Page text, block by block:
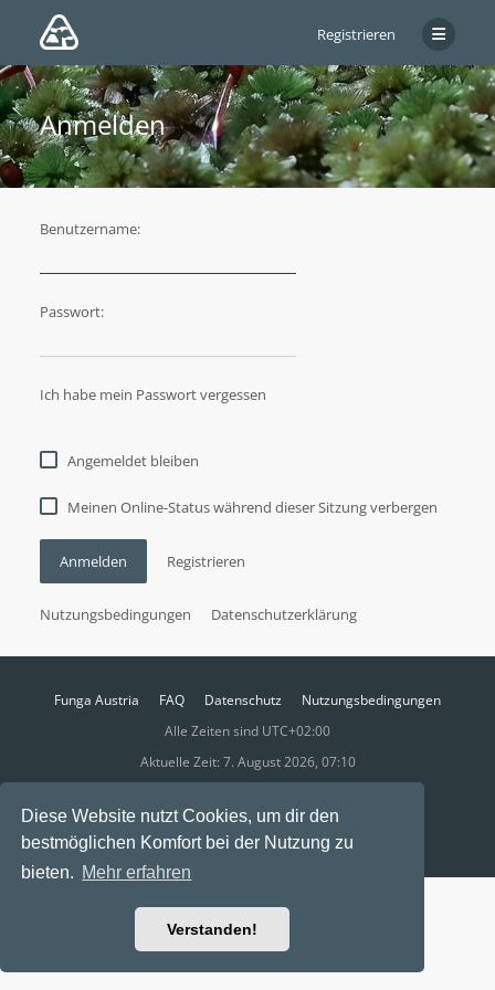
Diese Website nutzt Cookies, um dir den
bestmöglichen Komfort bei der Nutzung zu
bieten. Mehr erfahren
Verstanden!
Registrieren
Anmelden
Benutzername:
Passwort:
Ich habe mein Passwort vergessen
Angemeldet bleiben
Meinen Online-Status während dieser Sitzung verbergen
Anmelden Registrieren
Nutzungsbedingungen Datenschutzerklärung
Funga Austria FAQ Datenschutz
Nutzungsbedingungen
Alle Zeiten sind UTC+02:00
Aktuelle Zeit: 7. August 2026, 07:10
Ravaio Theme byGramziu